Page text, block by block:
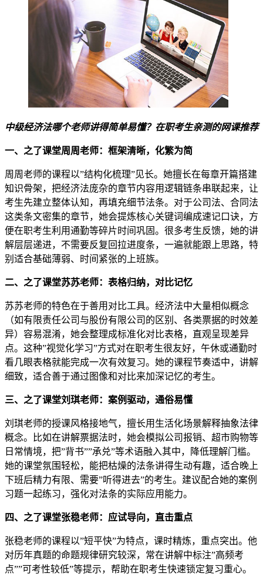
中级经济法哪个老师讲得简单易懂？在职考生亲测的网课推荐
一、之了课堂周周老师：框架清晰，化繁为简
周周老师的课程以”结构化梳理”见长。她擅长在每章开篇搭建
知识骨架，把经济法庞杂的章节内容用逻辑链条串联起来，让
考生先建立整体认知，再填充细节法条。对于公司法、合同法
这类条文密集的章节，她会提炼核心关键词编成速记口诀，方
便在职考生利用通勤等碎片时间巩固。很多考生反馈，她的讲
解层层递进，不需要反复回拉进度条，一遍就能跟上思路，特
别适合基础薄弱、时间紧张的上班族。
二、之了课堂苏苏老师：表格归纳，对比记忆
苏苏老师的特色在于善用对比工具。经济法中大量相似概念
（如有限责任公司与股份有限公司的区别、各类票据的时效差
异）容易混淆，她会整理成标准化对比表格，直观呈现差异
点。这种”视觉化学习”方式对在职考生很友好，午休或通勤时
看几眼表格就能完成一次有效复习。她的课程节奏适中，讲解
细致，适合善于通过图像和对比来加深记忆的考生。
三、之了课堂刘琪老师：案例驱动，通俗易懂
刘琪老师的授课风格接地气，擅长用生活化场景解释抽象法律
概念。比如在讲解票据法时，她会模拟公司报销、超市购物等
日常情境，把”背书””承兑”等术语融入其中，降低理解门槛。
她的课堂氛围轻松，能把枯燥的法条讲得生动有趣，适合晚上
下班后精力有限、需要”听得进去”的考生。建议配合她的案例
习题一起练习，强化对法条的实际应用能力。
四、之了课堂张稳老师：应试导向，直击重点
张稳老师的课程以”短平快”为特点，课时精炼，重点突出。他
对历年真题的命题规律研究较深，常在讲解中标注”高频考
点””可考性较低”等提示，帮助在职考生快速锁定复习重心。